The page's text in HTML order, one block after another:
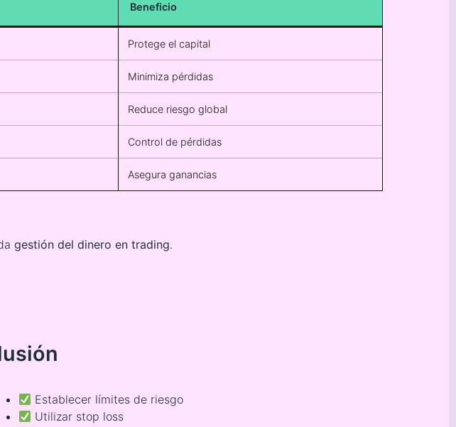
Beneficio
Protege el capital
Minimiza pérdidas
Reduce riesgo global
Control de pérdidas
Asegura ganancias
gestión del dinero en trading.
Establecer límites de riesgo
Utilizar stop loss